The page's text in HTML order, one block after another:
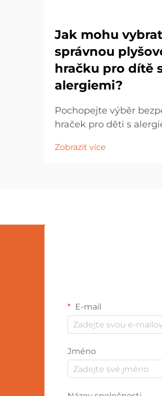
Jak mohu vybrat
správnou
hračku pro dítě
alergiemi?
Pochopejte výběr
hraček pro děti s
alergiemi vyžaduje
Zobrazit více
E-mail
Jméno